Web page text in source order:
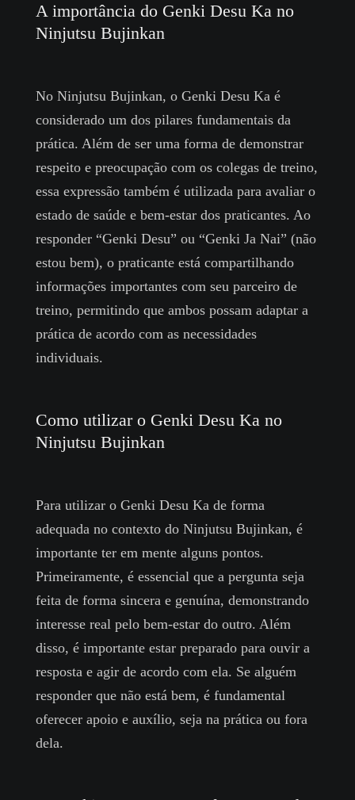
A importância do Genki Desu Ka no
Ninjutsu Bujinkan
No Ninjutsu Bujinkan, o Genki Desu Ka é
considerado um dos pilares fundamentais da
prática. Além de ser uma forma de demonstrar
respeito e preocupação com os colegas de treino,
essa expressão também é utilizada para avaliar o
estado de saúde e bem-estar dos praticantes. Ao
responder “Genki Desu” ou “Genki Ja Nai” (não
estou bem), o praticante está compartilhando
informações importantes com seu parceiro de
treino, permitindo que ambos possam adaptar a
prática de acordo com as necessidades
individuais.
Como utilizar o Genki Desu Ka no
Ninjutsu Bujinkan
Para utilizar o Genki Desu Ka de forma
adequada no contexto do Ninjutsu Bujinkan, é
importante ter em mente alguns pontos.
Primeiramente, é essencial que a pergunta seja
feita de forma sincera e genuína, demonstrando
interesse real pelo bem-estar do outro. Além
disso, é importante estar preparado para ouvir a
resposta e agir de acordo com ela. Se alguém
responder que não está bem, é fundamental
oferecer apoio e auxílio, seja na prática ou fora
dela.